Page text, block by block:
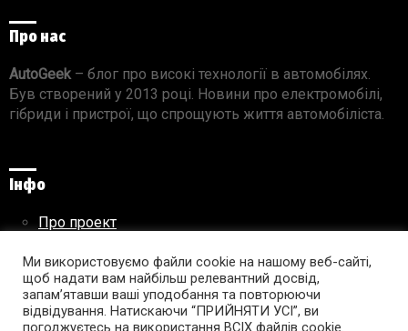
Про нас
AutoGeek– блог про високі технології в автомобілях.
Був створений у 2013 році. Новини про електромобілі,
гібриди і пристрої, що спрощують життя автомобіліста.
Інфо
Про проект
Правила використання матеріалів
Ми використовуємо файли cookie на нашому веб-сайті,
щоб надати вам найбільш релевантний досвід,
запам’ятавши ваші уподобання та повторюючи
відвідування. Натискаючи “ПРИЙНЯТИ УСІ”, ви
погоджуєтесь на використання ВСІХ файлів cookie.